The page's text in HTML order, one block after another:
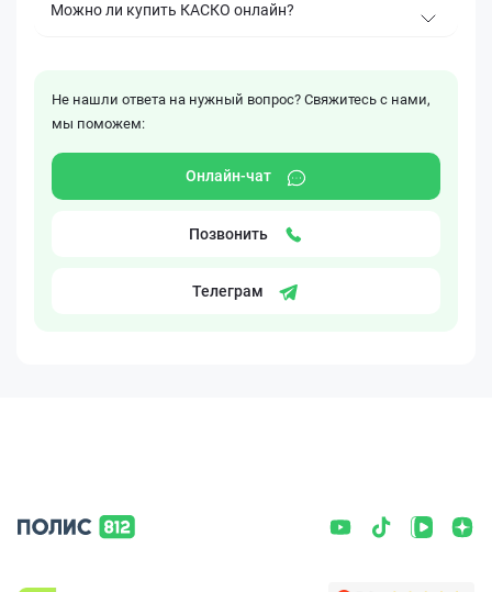
Можно ли купить КАСКО онлайн?
Не нашли ответа на нужный вопрос? Свяжитесь с нами,
мы поможем:
Онлайн-чат
Позвонить
Телеграм